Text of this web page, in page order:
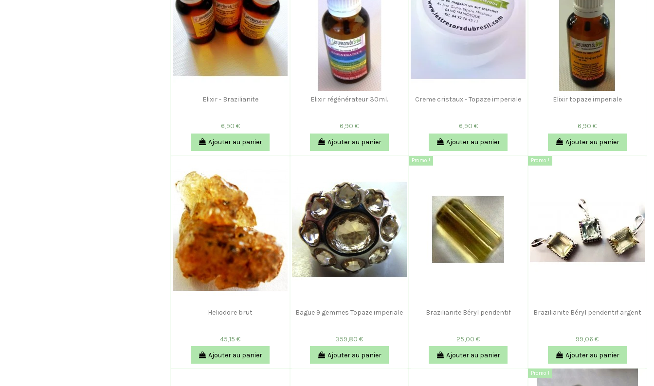
Elixir - Brazilianite
6,90 €
Ajouter au panier
Elixir régénérateur 30ml.
6,90 €
Ajouter au panier
Creme cristaux - Topaze imperiale
6,90 €
Ajouter au panier
Elixir topaze imperiale
6,90 €
Ajouter au panier
Heliodore brut
45,15 €
Ajouter au panier
Bague 9 gemmes Topaze imperiale
359,80 €
Ajouter au panier
Promo !
Brazilianite Béryl pendentif
25,00 €
Ajouter au panier
Promo !
Brazilianite Béryl pendentif argent
99,06 €
Ajouter au panier
Promo !